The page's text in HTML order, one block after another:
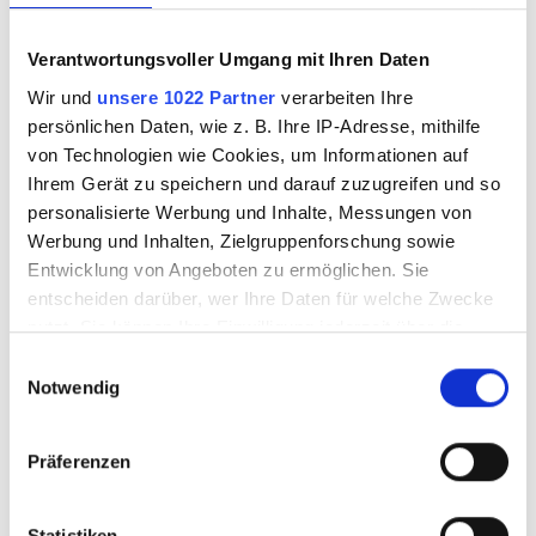
Verantwortungsvoller Umgang mit Ihren Daten
Wir und unsere 1022 Partner verarbeiten Ihre
persönlichen Daten, wie z. B. Ihre IP-Adresse, mithilfe
von Technologien wie Cookies, um Informationen auf
Ihrem Gerät zu speichern und darauf zuzugreifen und so
personalisierte Werbung und Inhalte, Messungen von
Werbung und Inhalten, Zielgruppenforschung sowie
Entwicklung von Angeboten zu ermöglichen. Sie
entscheiden darüber, wer Ihre Daten für welche Zwecke
nutzt. Sie können Ihre Einwilligung jederzeit über die
Trigger Symbol ändern oder widerrufen
Informationen über Ihre geografische Lage
Notwendig
Präferenzen
TAURUS 2+3
Führungsrollen,